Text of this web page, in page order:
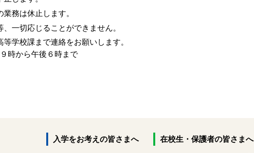
務は休止します。
一切応じることができません。
学校課まで連絡をお願いします。
時から午後６時まで
入学をお考えの皆さまへ 在校生・保護者の皆さまへ